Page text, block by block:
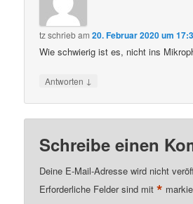
tzschriebam20. Februar 2020 um
Wie schwierig ist es, nicht ins
Antworten ↓
Schreibe einen
Deine E-Mail-Adresse wird nicht
Erforderliche Felder sind mit*